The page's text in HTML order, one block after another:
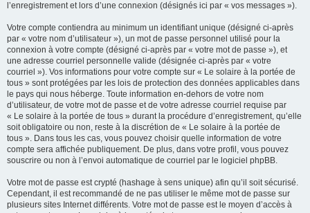
l’enregistrement et lors d’une connexion (désignés ici par « vos messages »).
Votre compte contiendra au minimum un identifiant unique (désigné ci-après
par « votre nom d’utilisateur »), un mot de passe personnel utilisé pour la
connexion à votre compte (désigné ci-après par « votre mot de passe »), et
une adresse courriel personnelle valide (désignée ci-après par « votre
courriel »). Vos informations pour votre compte sur « Le solaire à la portée de
tous » sont protégées par les lois de protection des données applicables dans
le pays qui nous héberge. Toute information en-dehors de votre nom
d’utilisateur, de votre mot de passe et de votre adresse courriel requise par
« Le solaire à la portée de tous » durant la procédure d’enregistrement, qu’elle
soit obligatoire ou non, reste à la discrétion de « Le solaire à la portée de
tous ». Dans tous les cas, vous pouvez choisir quelle information de votre
compte sera affichée publiquement. De plus, dans votre profil, vous pouvez
souscrire ou non à l’envoi automatique de courriel par le logiciel phpBB.
Votre mot de passe est crypté (hashage à sens unique) afin qu’il soit sécurisé.
Cependant, il est recommandé de ne pas utiliser le même mot de passe sur
plusieurs sites Internet différents. Votre mot de passe est le moyen d’accès à